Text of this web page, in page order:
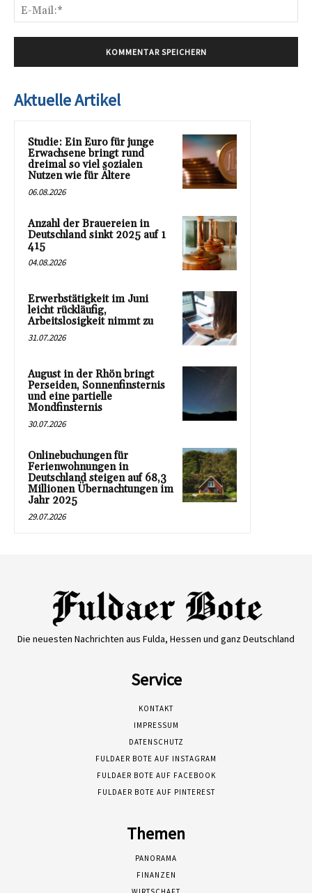
Aktuelle Artikel
Studie: Ein Euro für junge
Erwachsene bringt rund
dreimal so viel sozialen
Nutzen wie für Ältere
06.08.2026
Anzahl der Brauereien in
Deutschland sinkt 2025 auf 1
415
04.08.2026
Erwerbstätigkeit im Juni
leicht rückläufig,
Arbeitslosigkeit nimmt zu
31.07.2026
August in der Rhön bringt
Perseiden, Sonnenfinsternis
und eine partielle
Mondfinsternis
30.07.2026
Onlinebuchungen für
Ferienwohnungen in
Deutschland steigen auf 68,3
Millionen Übernachtungen im
Jahr 2025
29.07.2026
Die neuesten Nachrichten aus Fulda, Hessen und ganz Deutschland
Service
KONTAKT
IMPRESSUM
DATENSCHUTZ
FULDAER BOTE AUF INSTAGRAM
FULDAER BOTE AUF FACEBOOK
FULDAER BOTE AUF PINTEREST
Themen
PANORAMA
FINANZEN